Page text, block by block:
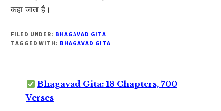
कहा जाता है।
FILED UNDER: BHAGAVAD GITA
TAGGED WITH: BHAGAVAD GITA
Bhagavad Gita: 18 Chapters, 700
Verses